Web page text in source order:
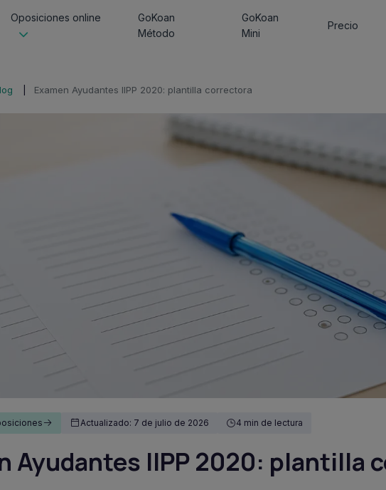
Oposiciones online
GoKoan
Método
GoKoan
Mini
Precio
Examen Ayudantes IIPP 2020: plantilla correctora
Actualizado: 7 de julio de 2026 4 min de lectura
Ayudantes IIPP 2020: plantilla